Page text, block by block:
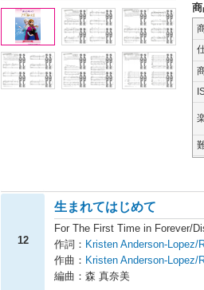
12
生まれてはじめて
For The First Time in Forever/
作詞： Kristen Anderson-Lopez/
作曲： Kristen Anderson-Lopez/
編曲：森 真奈美